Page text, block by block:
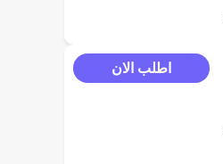
اطلب الان